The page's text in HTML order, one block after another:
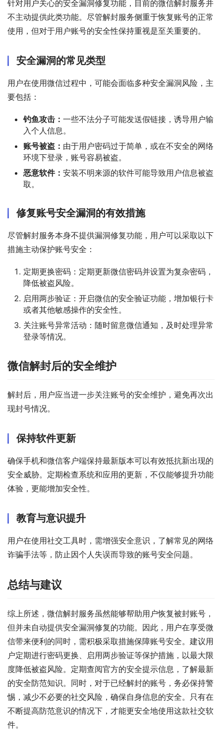
针对用户关心的安全漏洞修复功能，目前的微信解封服务并
不主动提供此类功能。尽管解封服务侧重于恢复账号的正常
使用，但对于用户账号的安全性保持重视是至关重要的。
安全漏洞的常见类型
用户在使用微信过程中，可能会面临多种安全漏洞风险，主
要包括：
钓鱼攻击： 一些不法分子可能发送假链接，诱导用户输
入个人信息。
账号被盗： 由于用户密码过于简单，或在不安全的网络
环境下登录，账号容易被盗。
恶意软件： 安装不明来源的软件可能导致用户信息被盗
取。
修复账号安全漏洞的有效措施
尽管解封服务本身不提供漏洞修复功能，用户可以采取以下
措施主动保护账号安全：
定期更换密码：定期更新微信密码并设置为复杂密码，
降低被盗风险。
启用两步验证：开启微信的安全验证功能，增加银行卡
或者其他敏感操作的安全性。
关注账号异常活动：随时留意微信通知，及时处理异常
登录等情况。
微信解封后的安全维护
解封后，用户应当进一步关注账号的安全维护，避免再次出
现封号情况。
保持软件更新
确保手机和微信客户端保持最新版本可以有效抵抗新出现的
安全威胁。定期检查系统和应用的更新，不仅能够提升功能
体验，更能增加安全性。
教育与意识提升
用户在使用社交工具时，需增强安全意识，了解常见的网络
诈骗手法等，防止因个人失误而导致的账号安全问题。
总结与建议
综上所述，微信解封服务虽然能够帮助用户恢复被封账号，
但并未自动提供安全漏洞修复的功能。因此，用户在享受微
信带来便利的同时，需积极采取措施保障账号安全。建议用
户定期进行密码更换、启用两步验证等保护措施，以最大限
度降低被盗风险。定期查阅官方的安全提示信息，了解最新
的安全防范知识。同时，对于已经解封的账号，务必保持警
惕，减少不必要的社交风险，确保自身信息的安全。只有在
不断提高防范意识的情况下，才能更安全地使用这款社交软
件。